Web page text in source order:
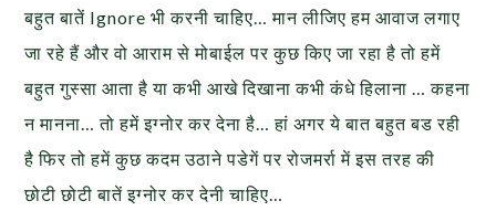
बहुत बातें Ignore भी करनी चाहिए… मान लीजिए हम आवाज लगाए
जा रहे हैं और वो आराम से मोबाईल पर कुछ किए जा रहा है तो हमें
बहुत गुस्सा आता है या कभी आखे दिखाना कभी कंधे हिलाना … कहना
न मानना… तो हमें इग्नोर कर देना है… हां अगर ये बात बहुत बड रही
है फिर तो हमें कुछ कदम उठाने पडेगें पर रोजमर्रा में इस तरह की
छोटी छोटी बातें इग्नोर कर देनी चाहिए…